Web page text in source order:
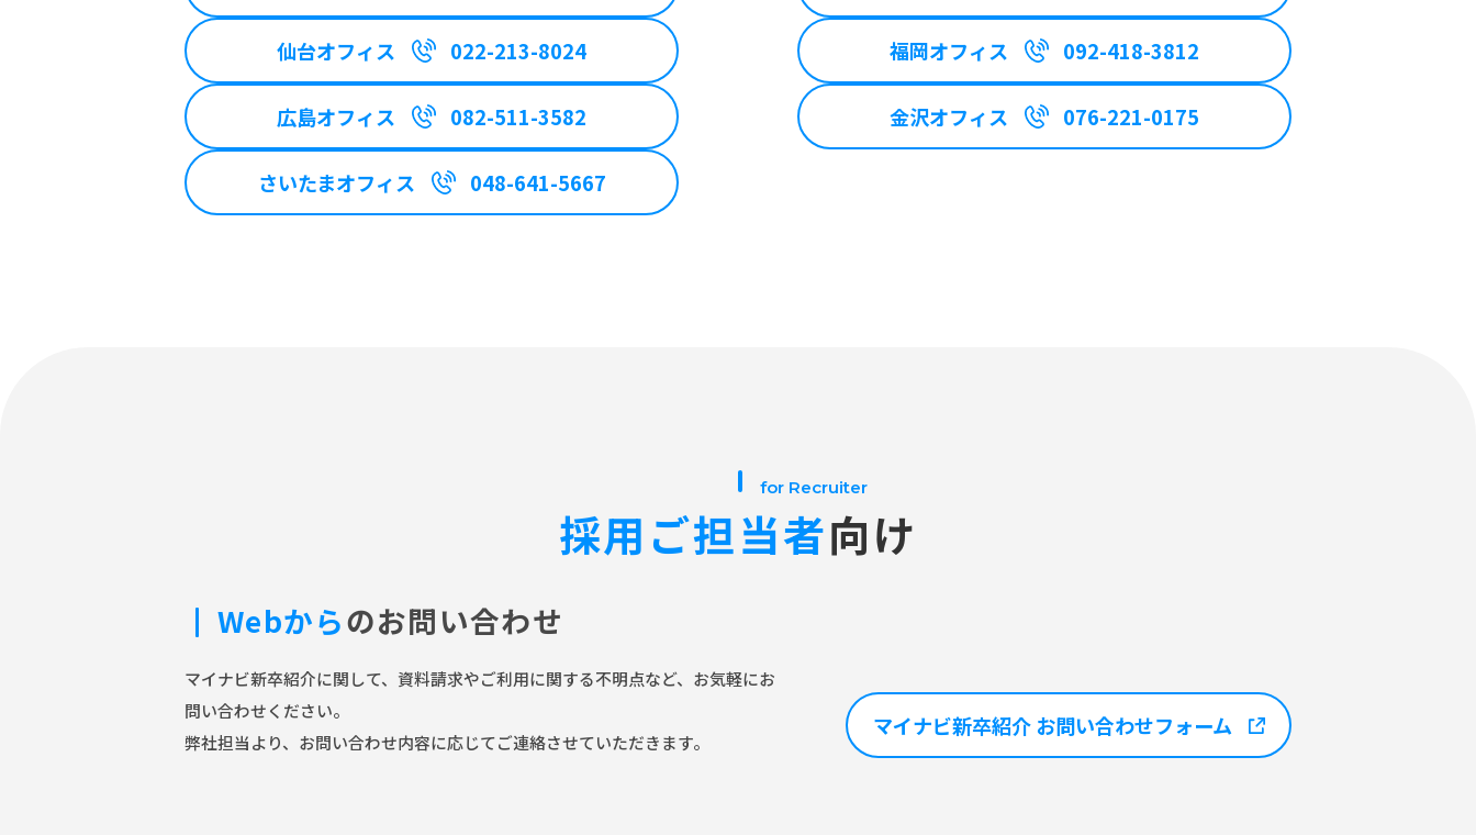
仙台オフィス 022-213-8024 福岡オフィス 092-418-3812
広島オフィス 082-511-3582 金沢オフィス 076-221-0175
さいたまオフィス 048-641-5667
for Recruiter
採用ご担当者向け
Webからのお問い合わせ
マイナビ新卒紹介に関して、資料請求やご利用に関する不明点など、お気軽にお
問い合わせください。
弊社担当より、お問い合わせ内容に応じてご連絡させていただきます。
マイナビ新卒紹介お問い合わせフォーム